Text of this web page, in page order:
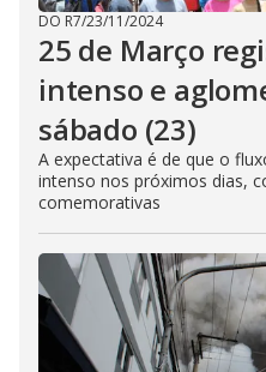
DO R7/23/11/2024
25 de Março
intenso e
sábado (23)
A expectativa é de que o
intenso nos próximos dias,
comemorativas